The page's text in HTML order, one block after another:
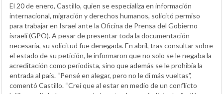
El 20 de enero, Castillo, quien se especializa en información
internacional, migración y derechos humanos, solicitó permiso
para trabajar en Israel ante la Oficina de Prensa del Gobierno
israelí (GPO). A pesar de presentar toda la documentación
necesaria, su solicitud fue denegada. En abril, tras consultar sobre
el estado de su petición, le informaron que no solo se le negaba la
acreditación como periodista, sino que además se le prohibía la
entrada al país. “Pensé en alegar, pero no le di más vueltas”,
comentó Castillo. “Creí que al estar en medio de un conflicto